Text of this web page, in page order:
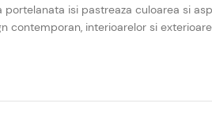
isi pastreaza culoarea si
interioarelor si